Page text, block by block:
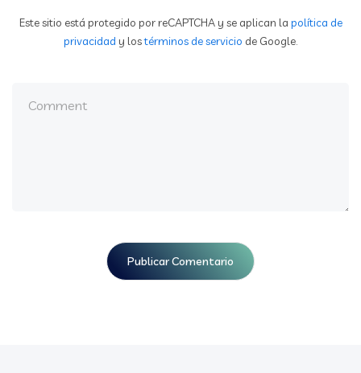
Este sitio está protegido por reCAPTCHA y se aplican la política de
privacidad y lostérminos de servicio de Google.